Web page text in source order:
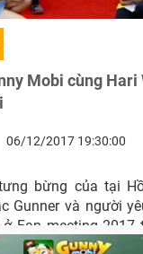
Mobi cùng Hari
06/12/2017 19:30:00
bừng của tại
Gunner và người
Fan meeting 2017